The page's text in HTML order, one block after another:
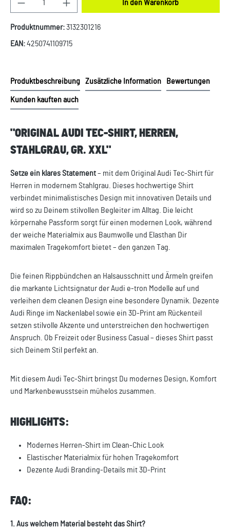
In den Warenkorb
Produktnummer:3132301216
EAN:4250741109715
Produktbeschreibung Zusätzliche Information Bewertungen
Kunden kauften auch
"ORIGINAL AUDI TEC-SHIRT, HERREN,
STAHLGRAU, GR. XXL"
Setze ein klares Statement– mit dem Original Audi Tec-Shirt für
Herren in modernem Stahlgrau. Dieses hochwertige Shirt
verbindet minimalistisches Design mit innovativen Details und
wird so zu Deinem stilvollen Begleiter im Alltag. Die leicht
körpernahe Passform sorgt für einen modernen Look, während
der weiche Materialmix aus Baumwolle und Elasthan Dir
maximalen Tragekomfort bietet – den ganzen Tag.
Die feinen Rippbündchen an Halsausschnitt und Ärmeln greifen
die markante Lichtsignatur der Audi e-tron Modelle auf und
verleihen dem cleanen Design eine besondere Dynamik. Dezente
Audi Ringe im Nackenlabel sowie ein 3D-Print am Rückenteil
setzen stilvolle Akzente und unterstreichen den hochwertigen
Anspruch. Ob Freizeit oder Business Casual – dieses Shirt passt
sich Deinem Stil perfekt an.
Mit diesem Audi Tec-Shirt bringst Du modernes Design, Komfort
und Markenbewusstsein mühelos zusammen.
HIGHLIGHTS:
Modernes Herren-Shirt im Clean-Chic Look
Elastischer Materialmix für hohen Tragekomfort
Dezente Audi Branding-Details mit 3D-Print
FAQ:
1. Aus welchem Material besteht das Shirt?